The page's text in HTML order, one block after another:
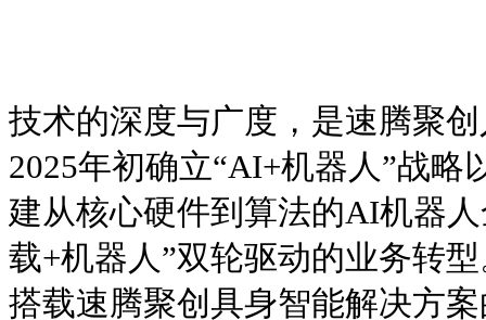
技术的深度与广度，是速腾聚
2025年初确立“AI+机器人”战略
建从核心硬件到算法的AI机器
载+机器人”双轮驱动的业务转
搭载速腾聚创具身智能解决方